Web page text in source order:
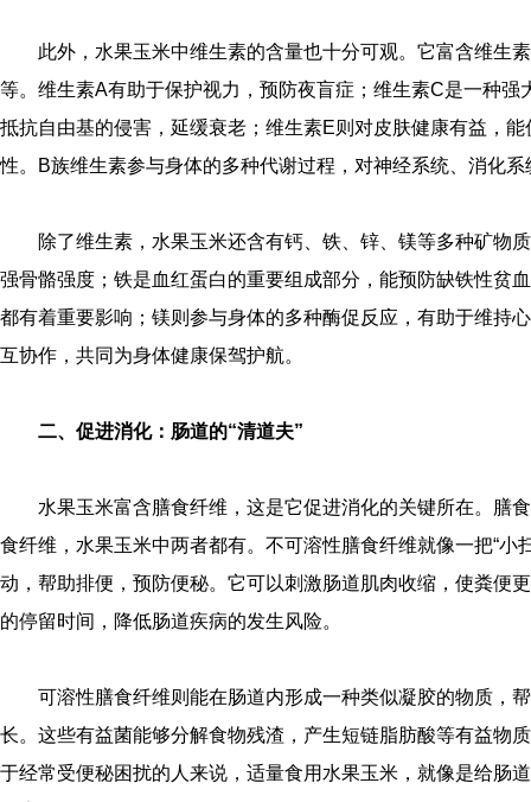
此外，水果玉米中维生素的含量也十分可观。它富含维生
等。维生素A有助于保护视力，预防夜盲症；维生素C是一种
抵抗自由基的侵害，延缓衰老；维生素E则对皮肤健康有益，
性。B族维生素参与身体的多种代谢过程，对神经系统、消化
除了维生素，水果玉米还含有钙、铁、锌、镁等多种矿物
强骨骼强度；铁是血红蛋白的重要组成部分，能预防缺铁性贫
都有着重要影响；镁则参与身体的多种酶促反应，有助于维持
互协作，共同为身体健康保驾护航。
二、促进消化：肠道的“清道夫”
水果玉米富含膳食纤维，这是它促进消化的关键所在。膳
食纤维，水果玉米中两者都有。不可溶性膳食纤维就像一把“小
动，帮助排便，预防便秘。它可以刺激肠道肌肉收缩，使粪便
的停留时间，降低肠道疾病的发生风险。
可溶性膳食纤维则能在肠道内形成一种类似凝胶的物质，
长。这些有益菌能够分解食物残渣，产生短链脂肪酸等有益物
于经常受便秘困扰的人来说，适量食用水果玉米，就像是给肠